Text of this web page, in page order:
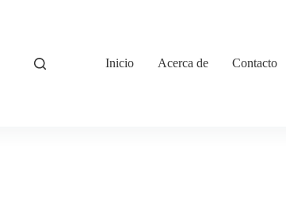
Inicio Acerca de Contacto